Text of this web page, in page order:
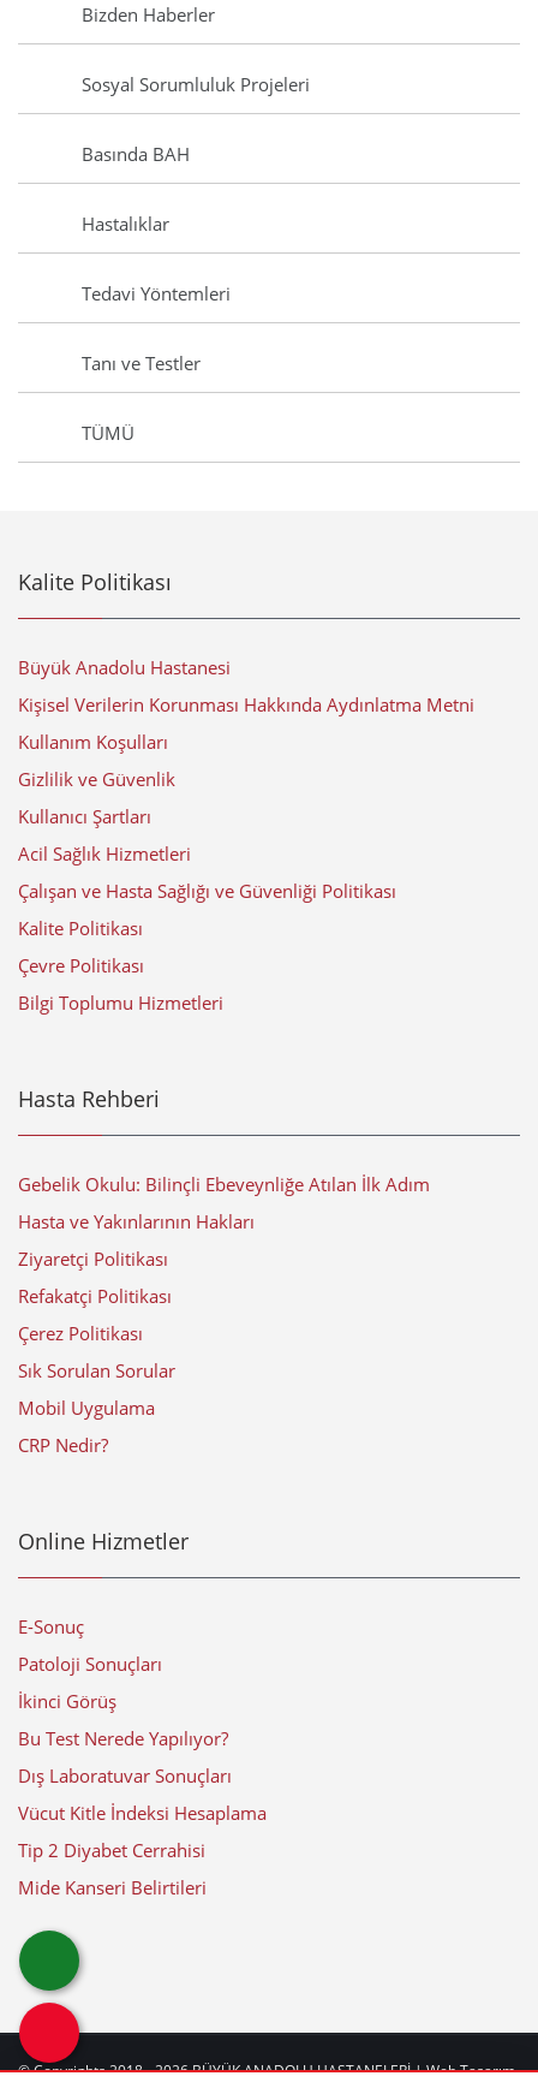
Bizden Haberler
Sosyal Sorumluluk Projeleri
Basında BAH
Hastalıklar
Tedavi Yöntemleri
Tanı ve Testler
TÜMÜ
Kalite Politikası
Büyük Anadolu Hastanesi
Kişisel Verilerin Korunması Hakkında Aydınlatma Metni
Kullanım Koşulları
Gizlilik ve Güvenlik
Kullanıcı Şartları
Acil Sağlık Hizmetleri
Çalışan ve Hasta Sağlığı ve Güvenliği Politikası
Kalite Politikası
Çevre Politikası
Bilgi Toplumu Hizmetleri
Hasta Rehberi
Gebelik Okulu: Bilinçli Ebeveynliğe Atılan İlk Adım
Hasta ve Yakınlarının Hakları
Ziyaretçi Politikası
Refakatçi Politikası
Çerez Politikası
Sık Sorulan Sorular
Mobil Uygulama
CRP Nedir?
Online Hizmetler
E-Sonuç
Patoloji Sonuçları
İkinci Görüş
Bu Test Nerede Yapılıyor?
Dış Laboratuvar Sonuçları
Vücut Kitle İndeksi Hesaplama
Tip 2 Diyabet Cerrahisi
Mide Kanseri Belirtileri
© Copyrights 2018 - 2026BÜYÜK ANADOLU HASTANELERİ| Web Tasarım